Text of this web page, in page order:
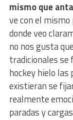
mismo que
ve con el mismo
donde veo
no nos gusta
tradicionales se
hockey hielo las
existieran se
realmente
paradas y